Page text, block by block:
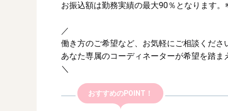
お振込額は勤務実績の最大90％となります。
／
働き方のご希望など、お気軽にご相談くださ
あなた専属のコーディネーターが希望を踏
＼
おすすめのPOINT！